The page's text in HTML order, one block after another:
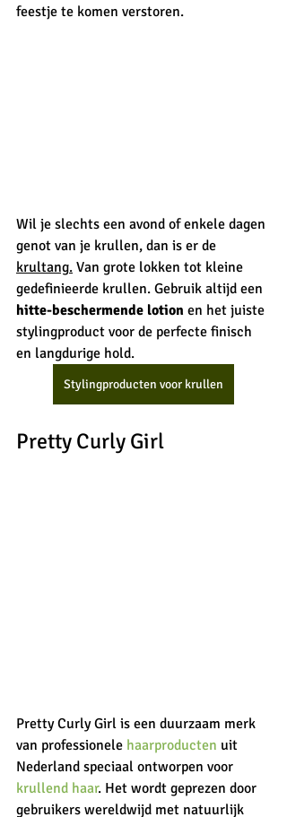
feestje te komen verstoren.
Wil je slechts een avond of enkele dagen
genot van je krullen, dan is er de
krultang. Van grote lokken tot kleine
gedefinieerde krullen. Gebruik altijd een
hitte-beschermende lotion en het juiste
stylingproduct voor de perfecte finisch
en langdurige hold.
Stylingproducten voor krullen
Pretty Curly Girl
Pretty Curly Girl is een duurzaam merk
van professionele haarproducten uit
Nederland speciaal ontworpen voor
krullend haar. Het wordt geprezen door
gebruikers wereldwijd met natuurlijk